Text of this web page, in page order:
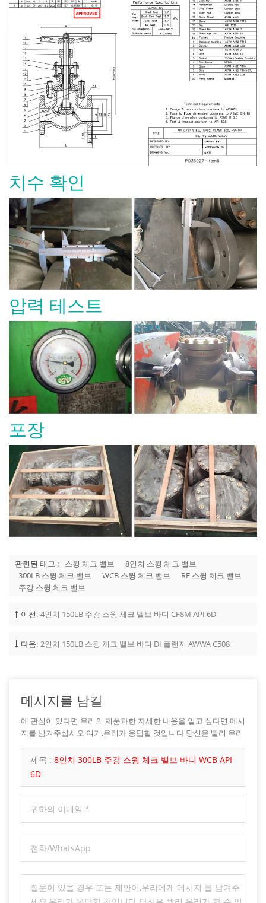
치수 확인
압력 테스트
포장
관련된 태그 : 스윙 체크 밸브
8인치 스윙 체크 밸브
300LB 스윙 체크 밸브
WCB 스윙 체크 밸브
RF 스윙 체크 밸브
주강 스윙 체크 밸브
이전: 4인치 150LB 주강 스윙 체크 밸브 바디 CF8M API 6D
다음: 2인치 150LB 스윙 체크 밸브 바디 DI 플랜지 AWWA C508
메시지를 남길
에 관심이 있다면 우리의 제품과한 자세한 내용을 알고 싶다면,메시
지를 남겨주십시오 여기,우리가 응답할 것입니다 당신은 빨리 우리
제목 : 8인치 300LB 주강 스윙 체크 밸브 바디 WCB API
6D